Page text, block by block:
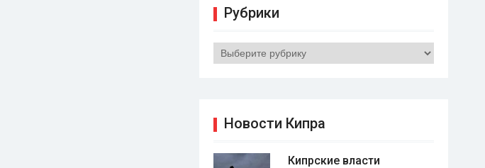
Рубрики
Рубрики
Новости Кипра
Кипрские власти